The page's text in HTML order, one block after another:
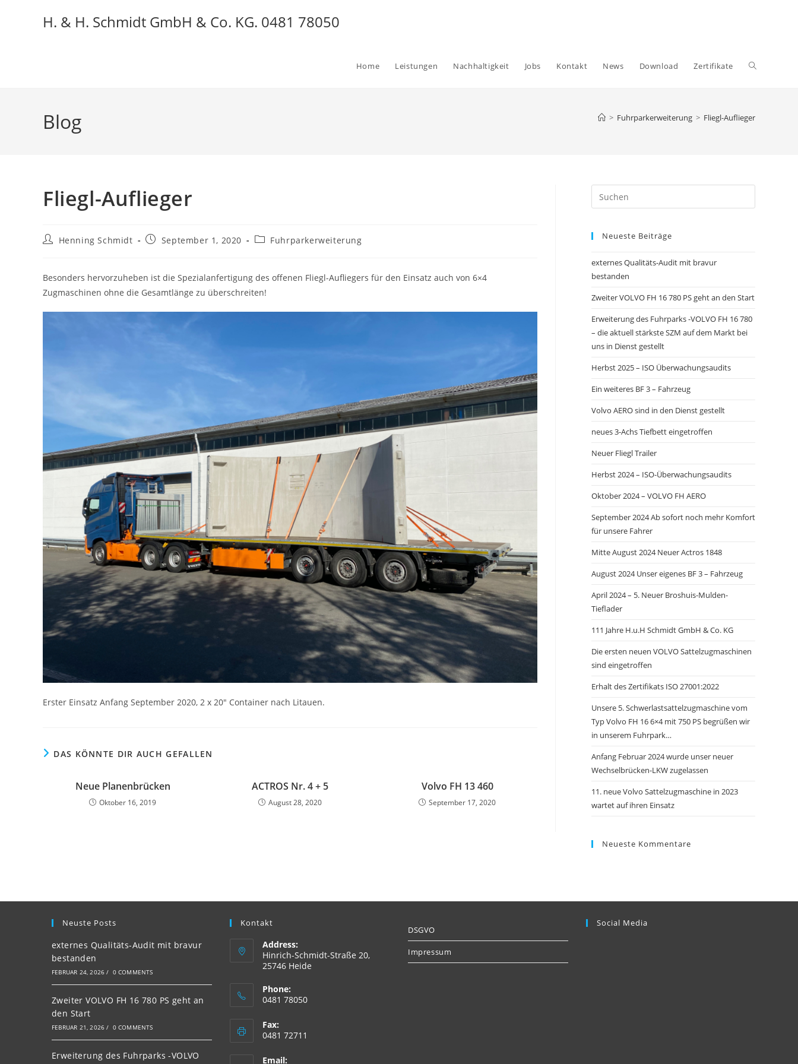
H. & H. Schmidt GmbH & Co. KG. 0481 78050
Home Leistungen Nachhaltigkeit Jobs Kontakt News Download Zertifikate Website-
Blog > Fuhrparkerweiterung > Fliegl-Auflieger
Fliegl-Auflieger
Beitrags-
Henning Schmidt
BeitragSeptember 1, 2020
Beitrags-
Fuhrparkerweiterung
Besonders hervorzuheben ist die Spezialanfertigung des offenen Fliegl-Aufliegers für den Einsatz auch von 6×4
Zugmaschinen ohne die Gesamtlänge zu überschreiten!
Erster Einsatz Anfang September 2020, 2 x 20″ Container nach Litauen.
DAS KÖNNTE DIR AUCH GEFALLEN
Neue Planenbrücken
Oktober 16, 2019
ACTROS Nr. 4 + 5
August 28, 2020
Volvo FH 13 460
September 17, 2020
Escape
Neueste Beiträge
externes Qualitäts-Audit mit bravur
bestanden
Zweiter VOLVO FH 16 780 PS geht an den Start
Erweiterung des Fuhrparks -VOLVO FH 16 780
– die aktuell stärkste SZM auf dem Markt bei
uns in Dienst gestellt
Herbst 2025 – ISO Überwachungsaudits
Ein weiteres BF 3 – Fahrzeug
Volvo AERO sind in den Dienst gestellt
neues 3-Achs Tiefbett eingetroffen
Neuer Fliegl Trailer
Herbst 2024 – ISO-Überwachungsaudits
Oktober 2024 – VOLVO FH AERO
September 2024 Ab sofort noch mehr Komfort
für unsere Fahrer
Mitte August 2024 Neuer Actros 1848
August 2024 Unser eigenes BF 3 – Fahrzeug
April 2024 – 5. Neuer Broshuis-Mulden-
Tieflader
111 Jahre H.u.H Schmidt GmbH & Co. KG
Die ersten neuen VOLVO Sattelzugmaschinen
sind eingetroffen
Erhalt des Zertifikats ISO 27001:2022
Unsere 5. Schwerlastsattelzugmaschine vom
Typ Volvo FH 16 6×4 mit 750 PS begrüßen wir
in unserem Fuhrpark…
Anfang Februar 2024 wurde unser neuer
Wechselbrücken-LKW zugelassen
11. neue Volvo Sattelzugmaschine in 2023
wartet auf ihren Einsatz
Neueste Kommentare
Neuste Posts
externes Qualitäts-Audit mit bravur
bestanden
FEBRUAR 24, 2026 / 0 COMMENTS
Zweiter VOLVO FH 16 780 PS geht an
den Start
FEBRUAR 21, 2026 / 0 COMMENTS
Erweiterung des Fuhrparks -VOLVO
Kontakt
Address:
Hinrich-Schmidt-Straße 20,
25746 Heide
Phone:
0481 78050
Fax:
0481 72711
Email:
DSGVO
Impressum
Social Media